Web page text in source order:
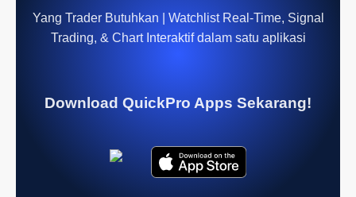
Yang Trader Butuhkan | Watchlist Real-Time, Signal
Trading, & Chart Interaktif dalam satu aplikasi
Download QuickPro Apps Sekarang!